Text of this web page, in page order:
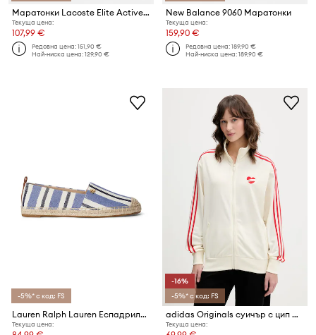
Маратонки Lacoste Elite Active Sneakers
Текуща цена:
107,99 €
Редовна цена:151,90 €
Най-ниска цена:129,90 €
New Balance 9060 Маратонки
Текуща цена:
159,90 €
Редовна цена:189,90 €
Най-ниска цена:189,90 €
-5%* с код: FS
Lauren Ralph Lauren Еспадрили женски Cameryn III
Текуща цена:
-16%
-5%* с код: FS
adidas Originals суичър с цип женски
Текуща цена: